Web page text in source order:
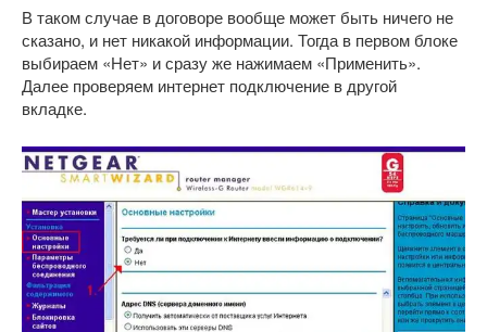
В таком случае в договоре вообще может быть ничего не
сказано, и нет никакой информации. Тогда в первом блоке
выбираем «Нет» и сразу же нажимаем «Применить».
Далее проверяем интернет подключение в другой
вкладке.